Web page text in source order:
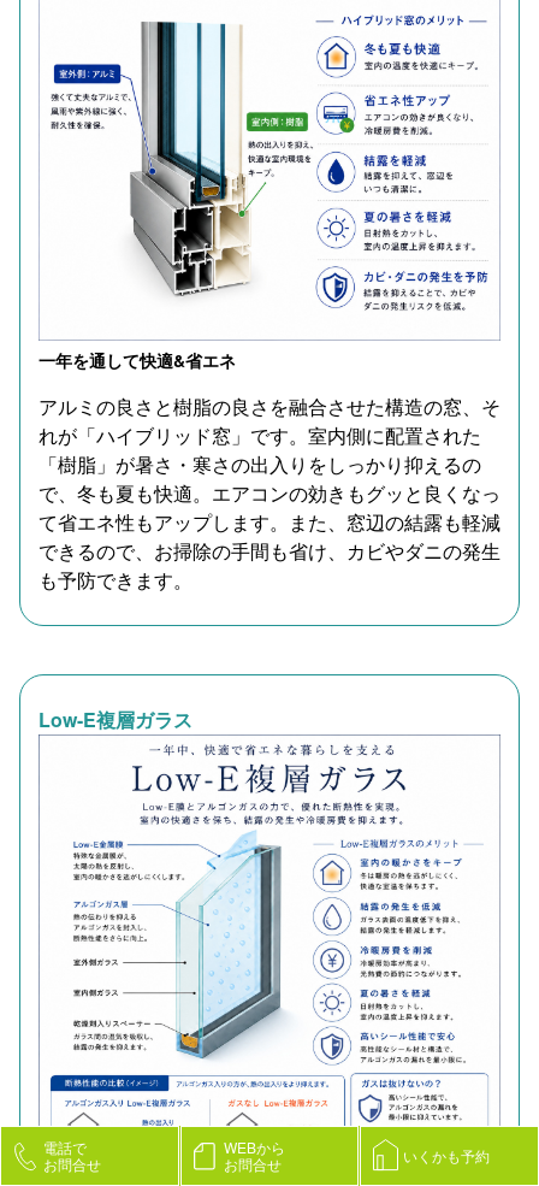
一年を通して快適&省エネ
アルミの良さと樹脂の良さを融合させた構造の窓、そ
れが「ハイブリッド窓」です。室内側に配置された
「樹脂」が暑さ・寒さの出入りをしっかり抑えるの
で、冬も夏も快適。エアコンの効きもグッと良くなっ
て省エネ性もアップします。また、窓辺の結露も軽減
できるので、お掃除の手間も省け、カビやダニの発生
も予防できます。
Low-E複層ガラス
電話で
お問合せ
WEBから
お問合せ
いくかも予約